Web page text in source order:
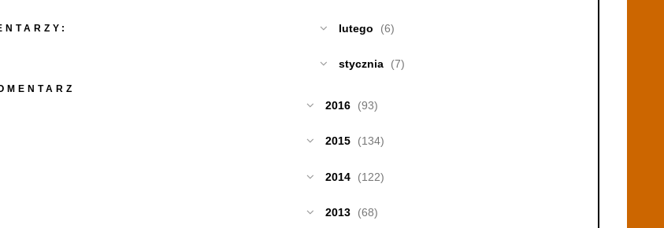
lutego (6)
stycznia (7)
2016 (93)
2015 (134)
2014 (122)
2013 (68)